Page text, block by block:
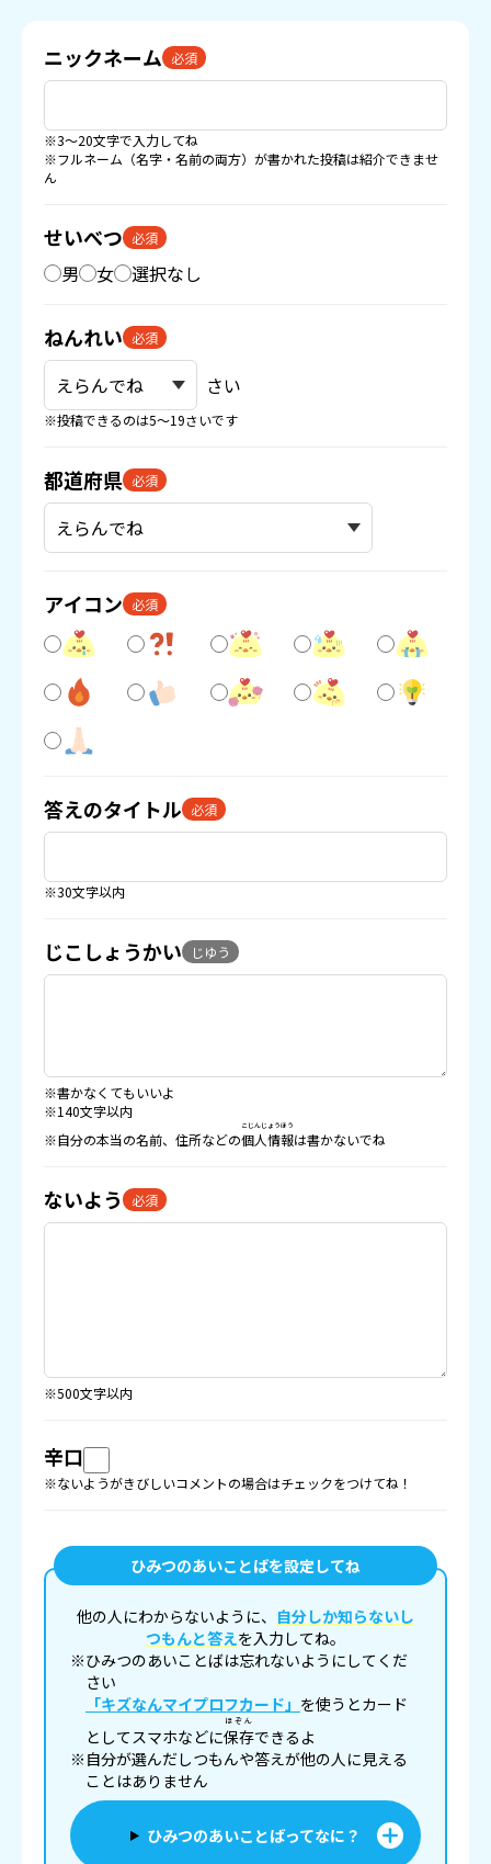
ニックネーム 必須
※3〜20文字で入力してね
※フルネーム（名字・名前の両方）が書かれた投稿は紹介できませ
ん
せいべつ 必須
男 女 選択なし
ねんれい 必須
さい
※投稿できるのは5〜19さいです
都道府県 必須
アイコン 必須
答えのタイトル 必須
※30文字以内
じこしょうかい じゆう
※書かなくてもいいよ
※140文字以内
※自分の本当の名前、住所などの個人情報
こじんじょうほう
は書かないでね
ないよう 必須
※500文字以内
辛口
※ないようがきびしいコメントの場合はチェックをつけてね！
ひみつのあいことばを設定してね
他の人にわからないように、 自分しか知らないし
つもんと答えを入力してね。
※ひみつのあいことばは忘れないようにしてくだ
さい
「キズなんマイプロフカード」 を使うとカード
としてスマホなどに保存
ほぞん
できるよ
※自分が選んだしつもんや答えが他の人に見える
ことはありません
ひみつのあいことばってなに？